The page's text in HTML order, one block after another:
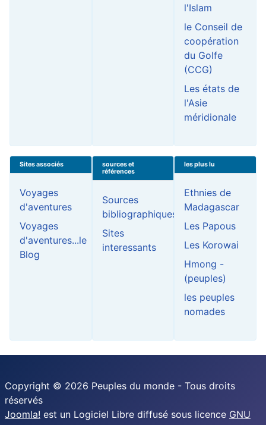
l'Islam
le Conseil de
coopération
du Golfe
(CCG)
Les états de
l'Asie
méridionale
Sites associés
Voyages
d'aventures
Voyages
d'aventures...le
Blog
sources et
références
Sources
bibliographiques
Sites
interessants
les plus lu
Ethnies de
Madagascar
Les Papous
Les Korowai
Hmong -
(peuples)
les peuples
nomades
Copyright © 2026 Peuples du monde - Tous droits
réservés
Joomla! est un Logiciel Libre diffusé sous licence GNU